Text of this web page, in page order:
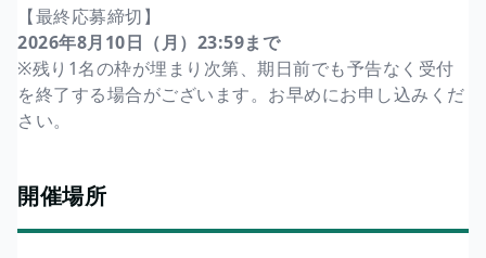
【最終応募締切】
2026年8月10日（月）23:59まで
※残り1名の枠が埋まり次第、期日前でも予告なく受付
を終了する場合がございます。お早めにお申し込みくだ
さい。
開催場所